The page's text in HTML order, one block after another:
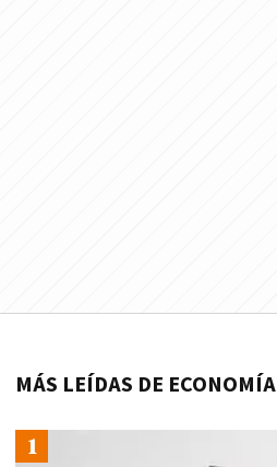
MÁS LEÍDAS DE ECONOMÍA